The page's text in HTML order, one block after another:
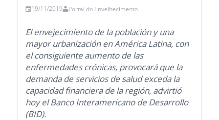
19/11/2019 Portal do Envelhecimento
El envejecimiento de la población y una
mayor urbanización en América Latina, con
el consiguiente aumento de las
enfermedades crónicas, provocará que la
demanda de servicios de salud exceda la
capacidad financiera de la región, advirtió
hoy el Banco Interamericano de Desarrollo
(BID).